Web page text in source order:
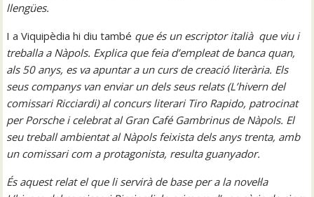
llengües.
I a Viquipèdia hi diu també que és un escriptor italià que viu i
treballa a Nàpols. Explica que feia d’empleat de banca quan,
als 50 anys, es va apuntar a un curs de creació literària. Els
seus companys van enviar un dels seus relats (L’hivern del
comissari Ricciardi) al concurs literari Tiro Rapido, patrocinat
per Porsche i celebrat al Gran Café Gambrinus de Nàpols. El
seu treball ambientat al Nàpols feixista dels anys trenta, amb
un comissari com a protagonista, resulta guanyador.
És aquest relat el que li servirà de base per a la novel·la